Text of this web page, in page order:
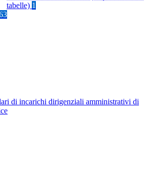
tabelle) 1
di incarichi dirigenziali amministrativi di